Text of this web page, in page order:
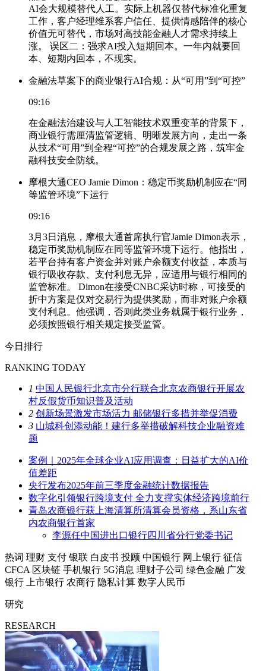
AI会大规模替代人工。实际上机器仅替代标准化重复
工作，客户经理维系客户信任、提供情感陪伴的核心
价值无可替代，市场对高技能金融人才需求持续上
涨。 误区二：强求AI投入短期回本。一年内就要回
本、短期内回本，不现实。
金融法草案下的商业银行AI合规：从“可用”到“可控”
09:16
在金融法治建设与人工智能技术双重变革的背景下，
商业银行需厘清监管逻辑、明晰发展方向，走出一条
从技术“可用”到全程“可控”的合规发展之路，筑牢金
融科技安全防线。
摩根大通CEO Jamie Dimon：稳定币奖励机制应在“同
等监管环境”下运行
09:16
3月3日消息，摩根大通首席执行官Jamie Dimon表示，
稳定币奖励机制应在同等监管环境下运行。他指出，
若平台持有客户资金并对账户余额支付收益，本质与
银行吸收存款、支付利息无异，应适用与银行相同的
监管标准。 Dimon在接受CNBC采访时称，可接受的
折中方案是仅对交易行为提供奖励，而非对账户余额
支付利息。他强调，否则此类业务就属于银行业务，
必须按照银行相关规定接受监管。
今日排行
RANKING TODAY
1 中国人民银行北京市分行联合北京农商银行开展农
村反假货币知识普及活动
2 创新场景激发市场活力 邮储银行多措并举促消费
3 山城科创添动能！建行多举措破解科技企业融资难
题
案例｜2025年全球企业AI应用调查：日益扩大的AI价
值差距
央行发布2025年前三季度金融统计数据报告
数字化引领银行跨境支付 全力支撑实体经济跨境前行
青岛农商银行获上海清算所清算会员资格，系山东省
内农商银行首家
李源任中国进出口银行四川省分行党委书记
热词 理财 支付 银联 白皮书 投顾 中国银行 网上银行 征信
CFCA 区块链 手机银行 5G消息 理财子公司 绿色金融 广发
银行
上市银行 农商行 隐私计算 数字人民币
研究
RESEARCH